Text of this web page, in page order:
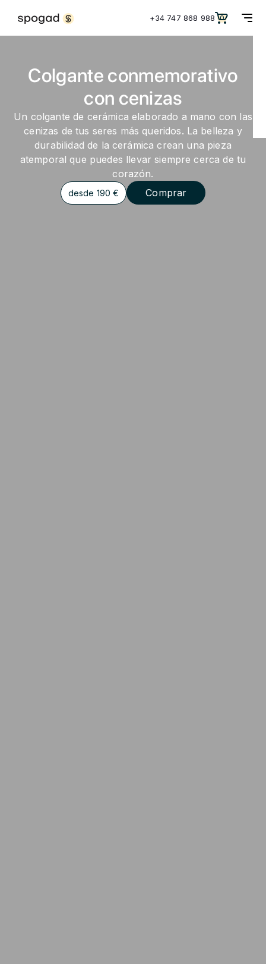
+34 747 868 988 0
Colgante conmemorativo
con cenizas
Un colgante de cerámica elaborado a mano con las
cenizas de tus seres más queridos. La belleza y
durabilidad de la cerámica crean una pieza
atemporal que puedes llevar siempre cerca de tu
corazón.
desde 190 € Comprar